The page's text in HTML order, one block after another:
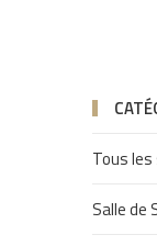
Tous
Salle de